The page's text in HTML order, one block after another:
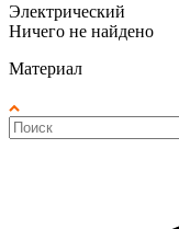
Электрический
Ничего не найдено
Материал